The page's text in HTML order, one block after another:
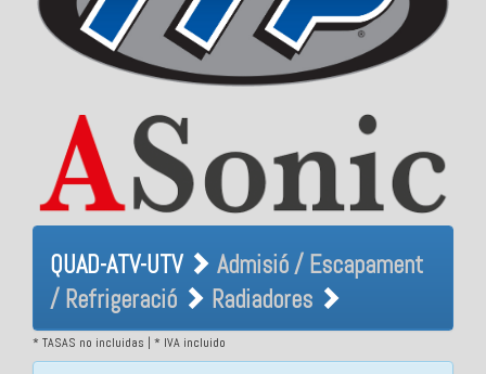
QUAD-ATV-UTV Admisió /
Escapament / Refrigeració
Radiadores
QUAD-ATV-UTV
Admisió / Escapament
/ Refrigeració
Radiadores
* TASAS no incluidas | * IVA incluido